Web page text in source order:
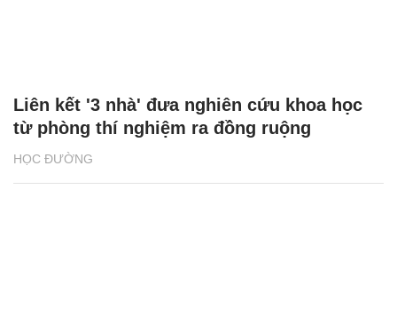
HỌC ĐƯỜNG
Liên kết '3 nhà' đưa nghiên cứu khoa học
từ phòng thí nghiệm ra đồng ruộng